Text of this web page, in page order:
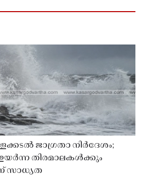
ജാഗ്രതാ നിർദേശം;
ഉയർന്ന തിരമാലകൾക്കും
സാധ്യത